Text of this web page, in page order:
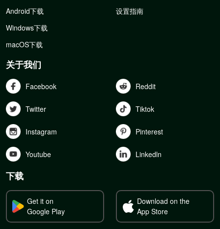
Android下载
Windows下载
macOS下载
设置指南
关于我们
Facebook Reddit
Twitter Tiktok
Instagram Pinterest
Youtube Linkedln
下载
Get it on
Google Play
Download on the
App Store